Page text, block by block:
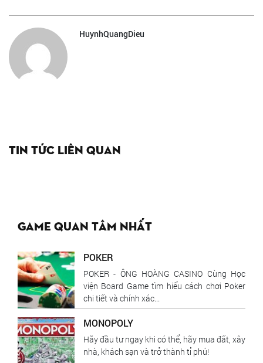
HuynhQuangDieu
Tin tức liên quan
Game quan tâm nhất
POKER
POKER - ÔNG HOÀNG CASINO Cùng Học
viện Board Game tìm hiểu cách chơi Poker
chi tiết và chính xác...
MONOPOLY
Hãy đầu tư ngay khi có thể, hãy mua đất, xây
nhà, khách sạn và trở thành tỉ phú!